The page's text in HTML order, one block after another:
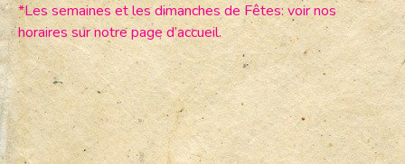
*Les semaines et les dimanches de Fêtes: voir nos
horaires sur notre page d’accueil.